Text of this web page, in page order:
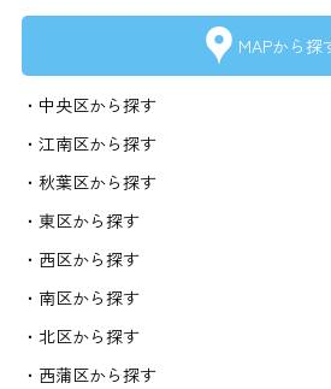
MAPから探
・中央区から探す
・江南区から探す
・秋葉区から探す
・東区から探す
・西区から探す
・南区から探す
・北区から探す
・西蒲区から探す